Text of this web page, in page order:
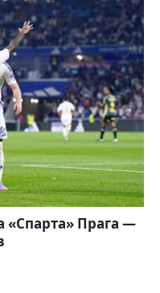
«Спарта» Прага —